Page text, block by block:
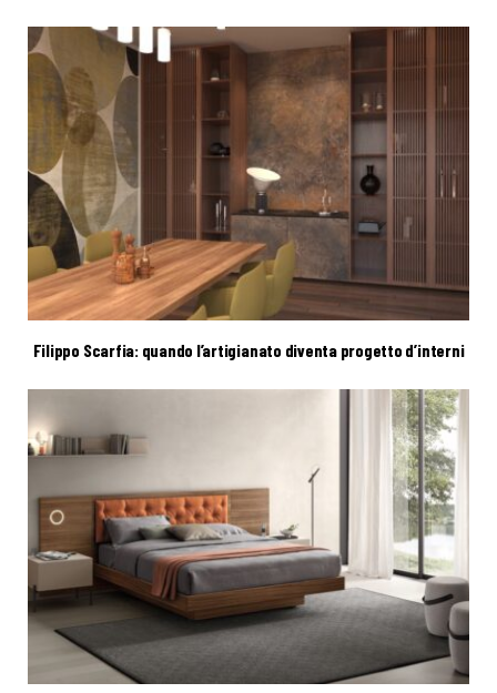
Filippo Scarfia: quando l’artigianato diventa progetto d’interni